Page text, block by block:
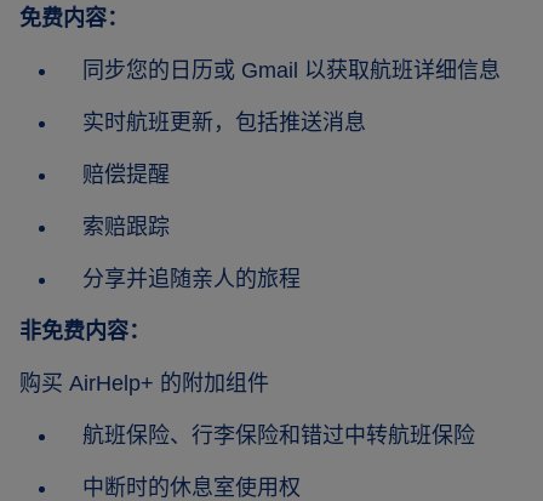
免费内容：
同步您的日历或 Gmail 以获取航班详细信息
实时航班更新，包括推送消息
赔偿提醒
索赔跟踪
分享并追随亲人的旅程
非免费内容：
购买 AirHelp+ 的附加组件
航班保险、行李保险和错过中转航班保险
中断时的休息室使用权